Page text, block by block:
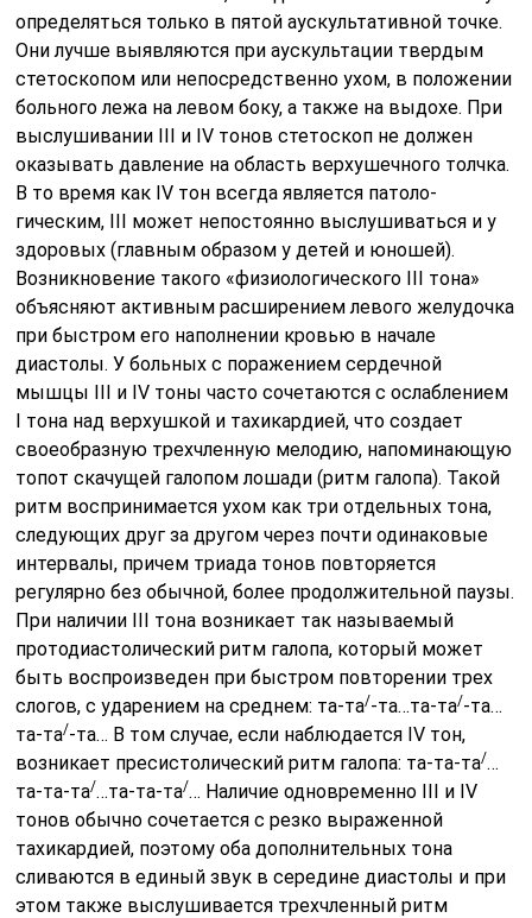
определяться только в пятой аускультативной точке.
Они лучше выявляются при аускультации твердым
стетоскопом или непосредственно ухом, в положении
больного лежа на левом боку, а также на выдохе. При
выслушивании III и IV тонов стетоскоп не должен
оказывать давление на область верхушечного толчка.
В то время как IV тон всегда является патоло­
гическим, III может непостоянно выслушиваться и у
здоровых (главным образом у детей и юношей).
Возникновение такого «физи­ологического III тона»
объясняют активным расширением левого желудочка
при быстром его наполнении кровью в начале
диастолы. У больных с поражением сердечной
мышцы III и IV тоны часто сочетаются с ослаблением
I тона над верхушкой и тахикардией, что создает
своеобразную трехчленную мелодию, напоминающую
топот скачущей галопом лошади (ритм галопа). Такой
ритм воспринимается ухом как три отдельных тона,
следующих друг за другом через почти одинаковые
интервалы, причем триада тонов повторяется
регулярно без обычной, более продолжительной паузы.
При наличии III тона возникает так называемый
протодиастолический ритм галопа, кото­рый может
быть воспроизведен при быстром повторении трех
слогов, с ударением на среднем: та-та/-та…та-та/-та…
та-та/-та… В том случае, если наблюдается IV тон,
возникает пресистолический ритм галопа: та-та-та/…
та-та-та/…та-та-та/… Наличие одновременно III и IV
тонов обычно сочетается с резко выраженной
тахикардией, поэтому оба дополнительных тона
сливаются в единый звук в середине диастолы и при
этом также выслушивается трехчленный ритм